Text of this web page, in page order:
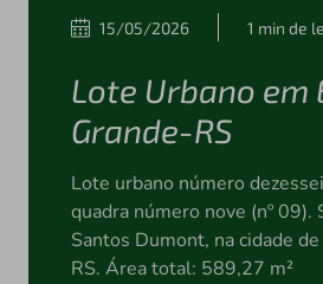
15/05/2026 1 min de
Lote Urbano em
Grande-RS
Lote urbano número
quadra número nove (nº 09).
Santos Dumont, na cidade
RS. Área total: 589,27 m²